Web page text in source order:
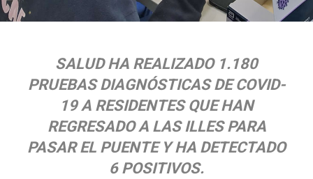
SALUD HA REALIZADO 1.180
PRUEBAS DIAGNÓSTICAS DE COVID-
19 A RESIDENTES QUE HAN
REGRESADO A LAS ILLES PARA
PASAR EL PUENTE Y HA DETECTADO
6 POSITIVOS.